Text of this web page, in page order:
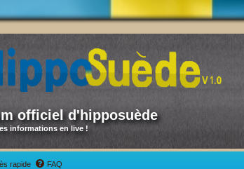
officiel d'hipposuède
informations en live !
rapide FAQ